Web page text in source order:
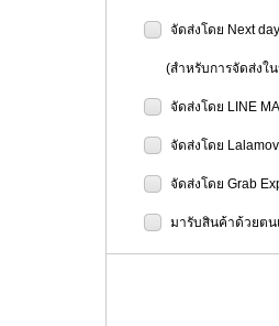
จัดส่งโดย Next
(สำหรับการจัดส่งใน
จัดส่งโดย LINE
จัดส่งโดย
จัดส่งโดย Grab
มารับสินค้าด้วยตน